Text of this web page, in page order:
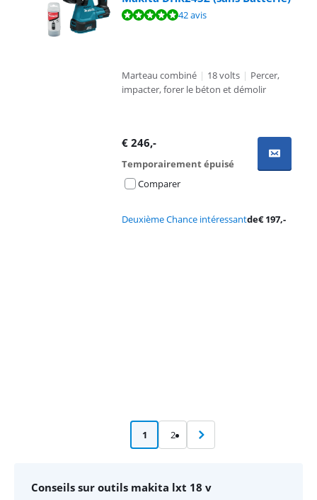
La note est de 9,5 sur 10, basée sur 42 avis.42 avis
Marteau combiné | 18 volts | Percer,
impacter, forer le béton et démolir
€ 246,-
Temporairement épuisé
Comparer
Deuxième Chance intéressantde€197,-
1 2
Conseils sur outils makita lxt 18 v